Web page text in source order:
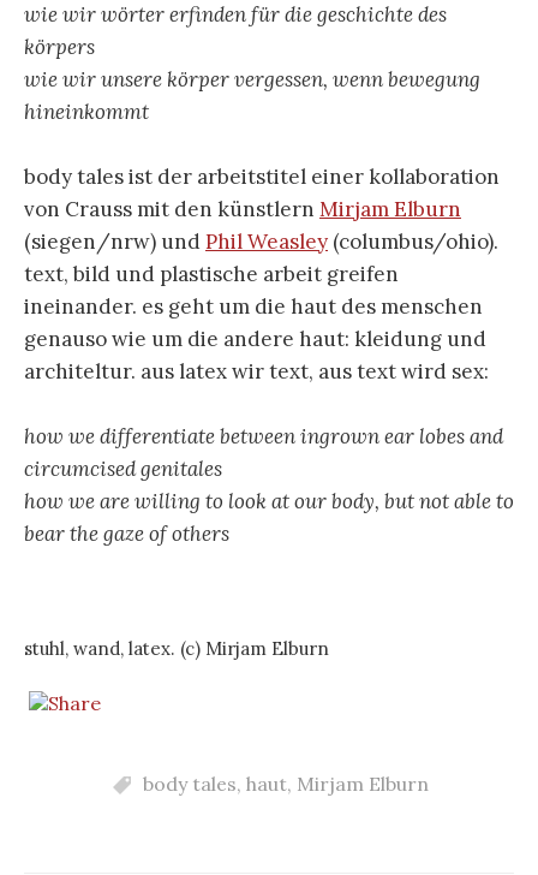
wie wir wörter erfinden für die geschichte des
körpers
wie wir unsere körper vergessen, wenn bewegung
hineinkommt
body tales ist der arbeitstitel einer kollaboration
von Crauss mit den künstlern Mirjam Elburn
(siegen/nrw) undPhil Weasley (columbus/ohio).
text, bild und plastische arbeit greifen
ineinander. es geht um die haut des menschen
genauso wie um die andere haut: kleidung und
architeltur. aus latex wir text, aus text wird sex:
how we differentiate between ingrown ear lobes and
circumcised genitales
how we are willing to look at our body, but not able to
bear the gaze of others
stuhl, wand, latex. (c) Mirjam Elburn
body tales, haut, Mirjam Elburn